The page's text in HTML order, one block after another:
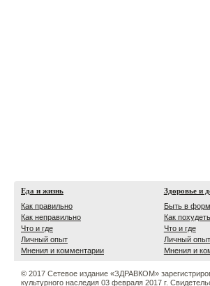
Еда и жизнь
Как правильно
Как неправильно
Что и где
Личный опыт
Мнения и комментарии
Здоровье и
Быть в
Как похудеть
Что и где
Личный опыт
Мнения и
© 2017 Сетевое издание «ЗДРАВКОМ»
культурного наследия 03 февраля 2017 г.